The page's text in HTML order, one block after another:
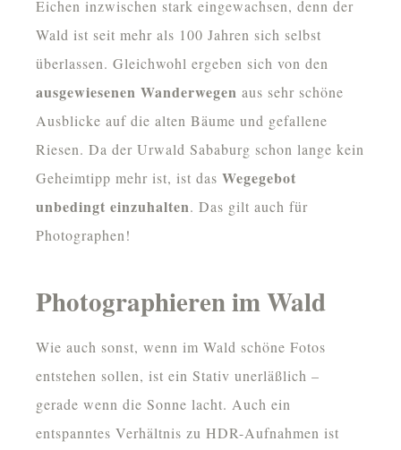
Eichen inzwischen stark eingewachsen, denn der
Wald ist seit mehr als 100 Jahren sich selbst
überlassen. Gleichwohl ergeben sich von den
ausgewiesenen Wanderwegen aus sehr schöne
Ausblicke auf die alten Bäume und gefallene
Riesen. Da der Urwald Sababurg schon lange kein
Geheimtipp mehr ist, ist das Wegegebot
unbedingt einzuhalten. Das gilt auch für
Photographen!
Photographieren im Wald
Wie auch sonst, wenn im Wald schöne Fotos
entstehen sollen, ist ein Stativ unerläßlich –
gerade wenn die Sonne lacht. Auch ein
entspanntes Verhältnis zu HDR-Aufnahmen ist